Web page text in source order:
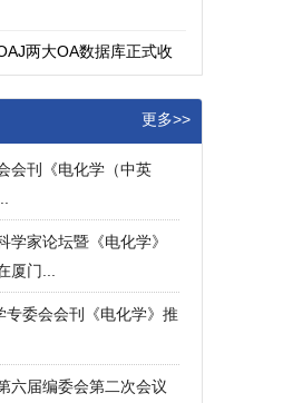
两大OA数据库正式收
秀论文奖评奖结果
进入SJR期刊排名Q1...
J. Electrochem.的贡献
》入选《科技期刊世界
》入选2024年“中国国际
更多>>
会刊《电化学（中英
学家论坛暨《电化学》
厦门...
专委会会刊《电化学》推
六届编委会第二次会议